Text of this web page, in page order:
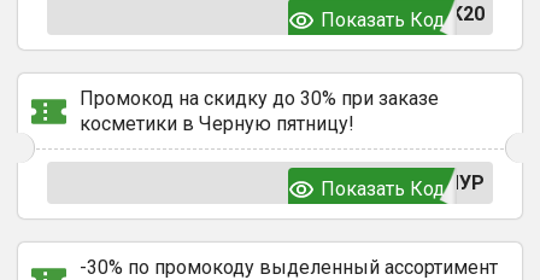
K20
Показать Код
Промокод на скидку до 30% при заказе
косметики в Черную пятницу!
МУР
Показать Код
-30% по промокоду выделенный ассортимент